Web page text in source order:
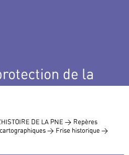
de la
DE LA PNE > Repères
> Frise historique >